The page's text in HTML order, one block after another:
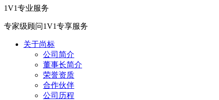
1V1专业服务
专家级顾问1V1专享服务
关于尚标
公司简介
董事长简介
荣誉资质
合作伙伴
公司历程